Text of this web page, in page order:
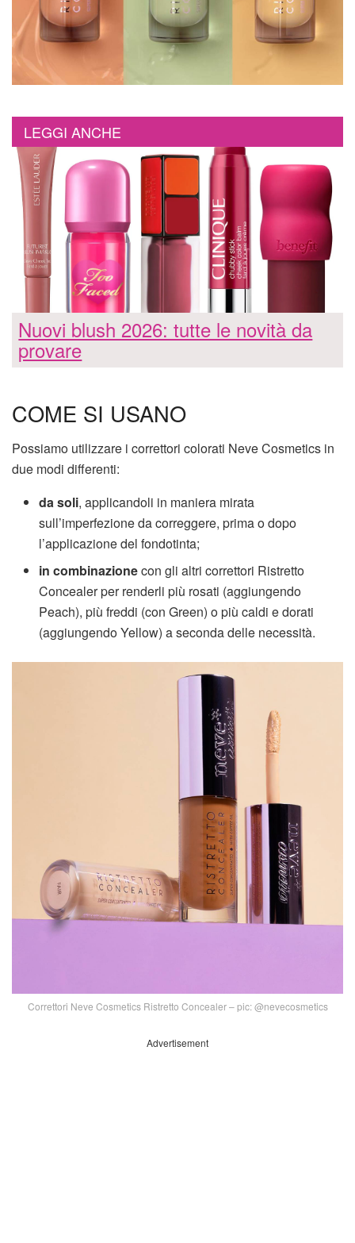
LEGGI ANCHE
Nuovi blush 2026: tutte le novità da
provare
COME SI USANO
Possiamo utilizzare i correttori colorati Neve Cosmetics in
due modi differenti:
da soli, applicandoli in maniera mirata
sull’imperfezione da correggere, prima o dopo
l’applicazione del fondotinta;
in combinazionecon gli altri correttori Ristretto
Concealer per renderli più rosati (aggiungendo
Peach), più freddi (con Green) o più caldi e dorati
(aggiungendo Yellow) a seconda delle necessità.
Correttori Neve Cosmetics Ristretto Concealer – pic: @nevecosmetics
Advertisement